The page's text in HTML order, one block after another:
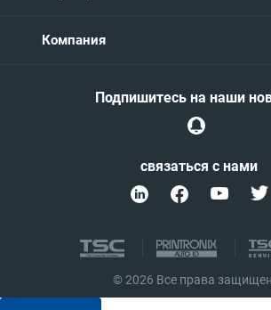
Компания
связаться с нами
Подпишитесь на наши
© 2026 Все права